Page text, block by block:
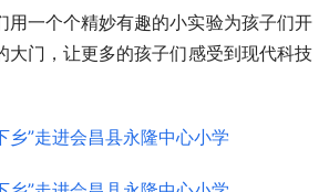
用一个个精妙有趣的小实验为孩子们开
大门，让更多的孩子们感受到现代科技